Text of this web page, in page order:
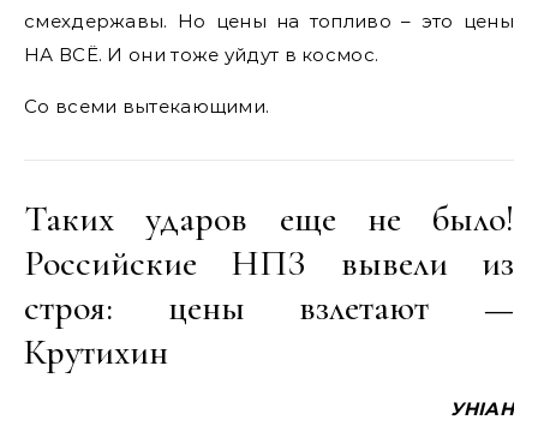
смехдержавы. Но цены на топливо – это цены
НА ВСЁ. И они тоже уйдут в космос.
Со всеми вытекающими.
Таких ударов еще не было!
Российские НПЗ вывели из
строя: цены взлетают —
Крутихин
УНІАН